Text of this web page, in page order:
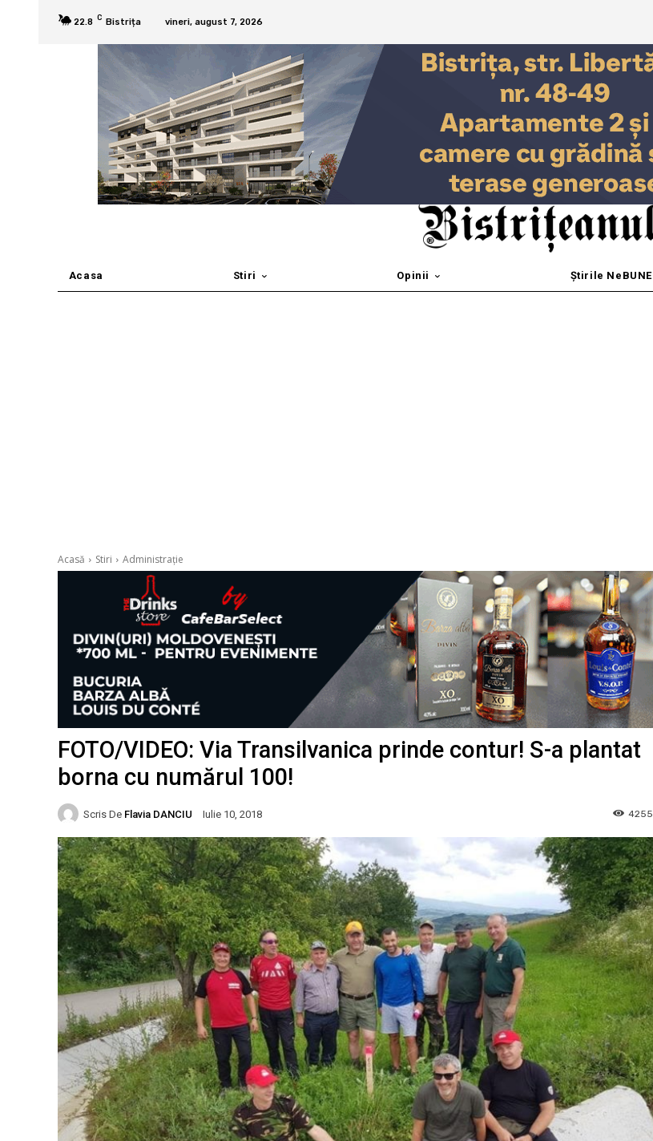
22.8 C Bistrița vineri, august 7, 2026
Acasa Stiri Opinii Știrile NeBUNE
Acasă Stiri Administrație
FOTO/VIDEO: Via Transilvanica prinde contur! S-a plantat
borna cu numărul 100!
Scris De Flavia DANCIU Iulie 10, 2018 4255